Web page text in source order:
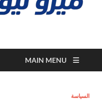
MAIN MENU
السياسة